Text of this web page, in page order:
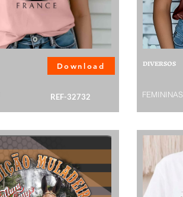
Download
REF-32732
DIVERSOS
FEMININAS